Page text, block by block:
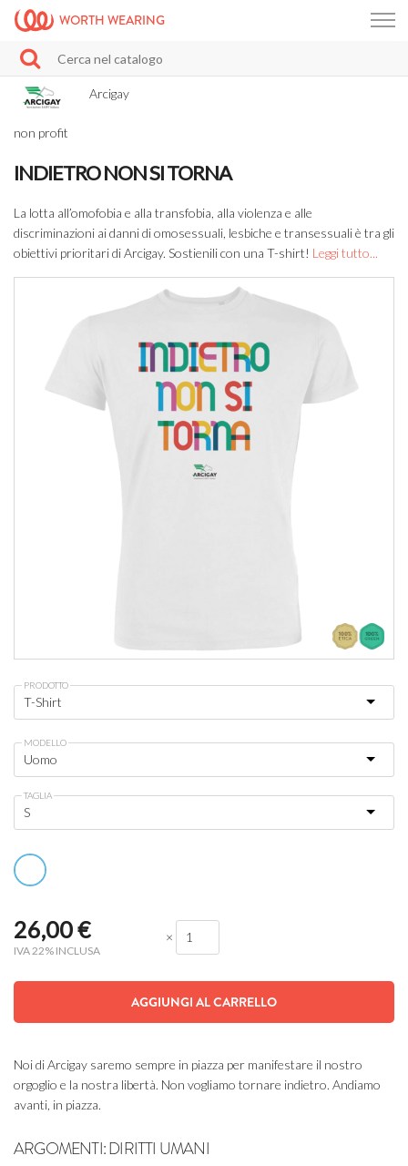
WORTH WEARING
Arcigay
non profit
INDIETRO NON SI TORNA
La lotta all’omofobia e alla transfobia, alla violenza e alle
discriminazioni ai danni di omosessuali, lesbiche e transessuali è tra gli
obiettivi prioritari di Arcigay. Sostienili con una T-shirt! Leggi tutto...
PRODOTTO
MODELLO
TAGLIA
26,00€
IVA 22% INCLUSA
×
AGGIUNGI AL CARRELLO
Noi di Arcigay saremo sempre in piazza per manifestare il nostro
orgoglio e la nostra libertà. Non vogliamo tornare indietro. Andiamo
avanti, in piazza.
ARGOMENTI:DIRITTI UMANI